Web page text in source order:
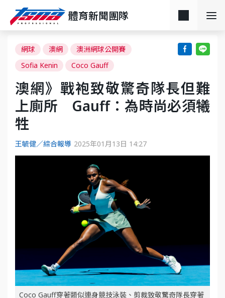
體育新聞團隊
網球 澳網
澳洲網球公開賽
Sofia Kenin
Coco Gauff
澳網》戰袍致敬驚奇隊長但難
上廁所 Gauff：為時尚必須犧
牲
王毓健／綜合報導 2025年01月13日 14:27
Coco Gauff穿著類似連身競技泳裝、剪裁致敬驚奇隊長穿著